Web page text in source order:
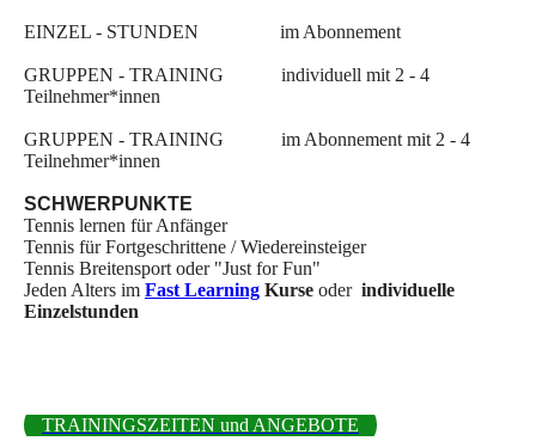
EINZEL - STUNDEN im Abonnement
GRUPPEN - TRAINING individuell mit 2 - 4
Teilnehmer*innen
GRUPPEN - TRAINING im Abonnement mit 2 - 4
Teilnehmer*innen
SCHWERPUNKTE
Tennis lernen für Anfänger
Tennis für Fortgeschrittene / Wiedereinsteiger
Tennis Breitensport oder "Just for Fun"
Jeden Alters im Fast Learning Kurse oder individuelle
Einzelstunden
TRAININGSZEITEN und ANGEBOTE